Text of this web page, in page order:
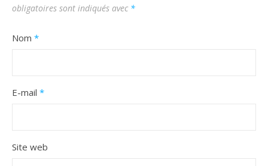
obligatoires sont indiqués avec *
Nom *
E-mail *
Site web